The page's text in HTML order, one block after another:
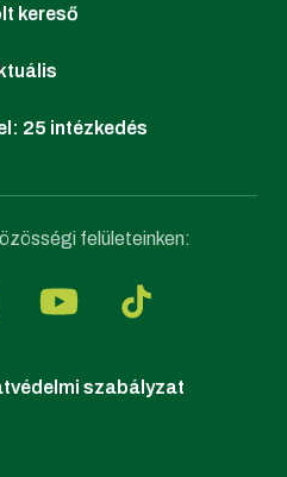
kereső
25 intézkedés
felületeinken:
szabályzat